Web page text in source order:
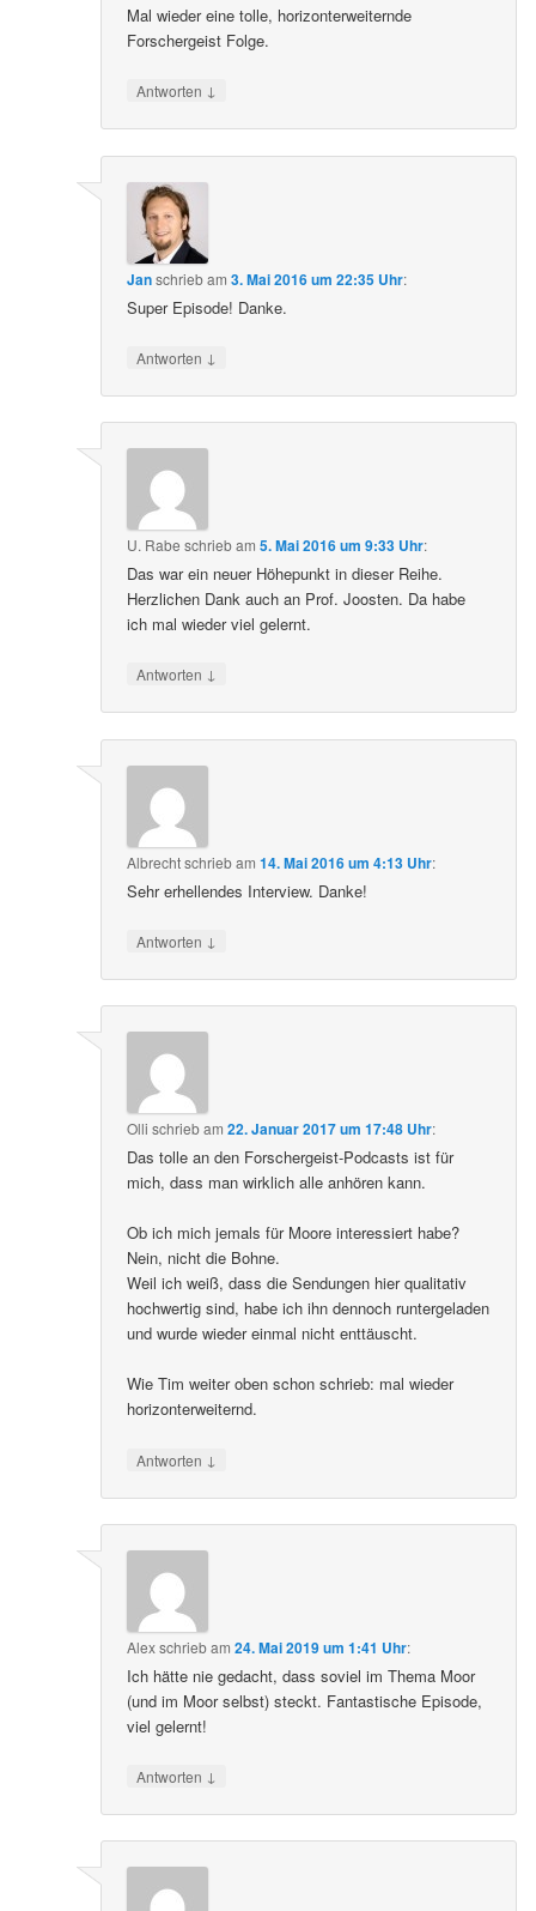
Mal wieder eine tolle, horizonterweiternde
Forschergeist Folge.
Antworten ↓
Janschriebam3. Mai 2016 um 22:35 Uhr:
Super Episode! Danke.
Antworten ↓
U. Rabe schriebam5. Mai 2016 um 9:33 Uhr:
Das war ein neuer Höhepunkt in dieser Reihe.
Herzlichen Dank auch an Prof. Joosten. Da habe
ich mal wieder viel gelernt.
Antworten ↓
Albrechtschriebam14. Mai 2016 um 4:13 Uhr:
Sehr erhellendes Interview. Danke!
Antworten ↓
Olli schriebam22. Januar 2017 um 17:48 Uhr:
Das tolle an den Forschergeist-Podcasts ist für
mich, dass man wirklich alle anhören kann.
Ob ich mich jemals für Moore interessiert habe?
Nein, nicht die Bohne.
Weil ich weiß, dass die Sendungen hier qualitativ
hochwertig sind, habe ich ihn dennoch runtergeladen
und wurde wieder einmal nicht enttäuscht.
Wie Tim weiter oben schon schrieb: mal wieder
horizonterweiternd.
Antworten ↓
Alexschriebam24. Mai 2019 um 1:41 Uhr:
Ich hätte nie gedacht, dass soviel im Thema Moor
(und im Moor selbst) steckt. Fantastische Episode,
viel gelernt!
Antworten ↓